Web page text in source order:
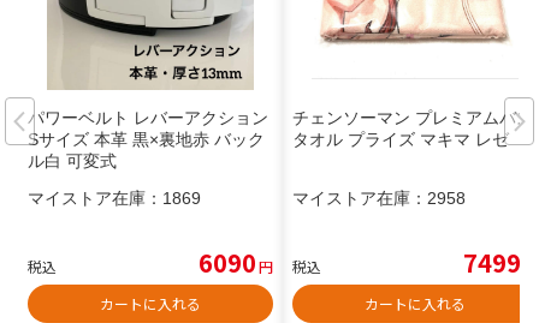
パワーベルト レバーアクション
Sサイズ 本革 黒×裏地赤 バック
ル白 可変式
マイストア在庫： 1869
税込 6090円
カートに入れる
チェンソーマン プレミアムバス
タオル プライズ マキマ レゼ
マイストア在庫： 2958
税込 7499
カートに入れる